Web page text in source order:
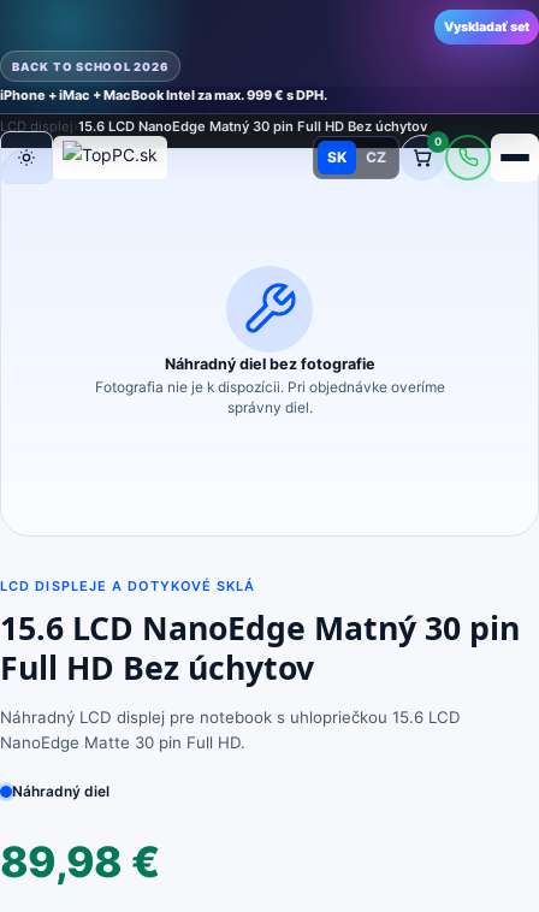
BACK TO SCHOOL 2026
iPhone + iMac + MacBook Intel za max. 999 € s DPH.
Vyskladať set
Režim SK CZ
0
LCD displej›15.6 LCD NanoEdge Matný 30 pin Full HD Bez úchytov
Náhradný diel bez fotografie
Fotografia nie je k dispozícii. Pri objednávke overíme
správny diel.
LCD DISPLEJE A DOTYKOVÉ SKLÁ
15.6 LCD NanoEdge Matný 30 pin
Full HD Bez úchytov
Náhradný LCD displej pre notebook s uhlopriečkou 15.6 LCD
NanoEdge Matte 30 pin Full HD.
Náhradný diel
89,98 €